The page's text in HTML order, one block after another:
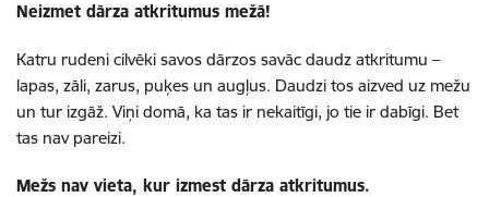
Neizmet dārza atkritumus mežā!
Katru rudeni cilvēki savos dārzos savāc daudz atkritumu –
lapas, zāli, zarus, puķes un augļus. Daudzi tos aizved uz mežu
un tur izgāž. Viņi domā, ka tas ir nekaitīgi, jo tie ir dabīgi. Bet
tas nav pareizi.
Mežs nav vieta, kur izmest dārza atkritumus.